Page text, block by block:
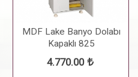
MDF Lake Banyo Dolabı
Kapaklı 825
4.770.00